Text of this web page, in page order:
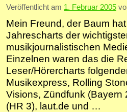
Veröffentlicht am 1. Februar 2005
Mein Freund, der Baum
Jahrescharts der
musikjournalistischen
Einzelnen waren das die
Leser/Hörercharts
Musikexpress, Rolling
Visions, Zündfunk (Bayern
(HR 3), laut.de und …